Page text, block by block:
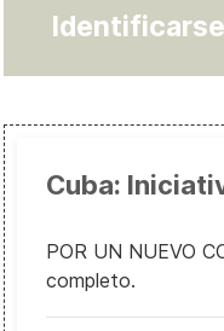
Cuba:
POR UN NUEVO
completo.